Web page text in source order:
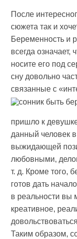
После
сюжета так и
Беременность и
всегда означает,
носите его под
сну довольно
связанные с
пришло к
данный человек
выжидающей
любовными,
т. д. Кроме того,
готов дать
в реальности вы
креативное,
Таким образом,